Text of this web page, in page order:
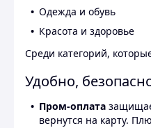
Одежда и обувь
Красота и здоровье
Среди категорий,
Удобно,
Пром-оплата
вернутся на карту.